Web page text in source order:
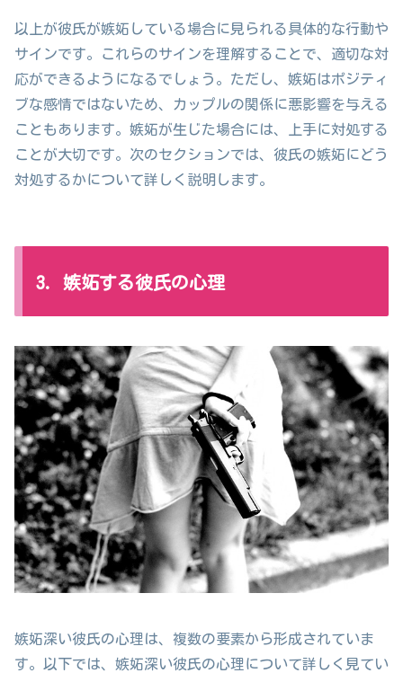
以上が彼氏が嫉妬している場合に見られる具体的な行動や
サインです。これらのサインを理解することで、適切な対
応ができるようになるでしょう。ただし、嫉妬はポジティ
ブな感情ではないため、カップルの関係に悪影響を与える
こともあります。嫉妬が生じた場合には、上手に対処する
ことが大切です。次のセクションでは、彼氏の嫉妬にどう
対処するかについて詳しく説明します。
3. 嫉妬する彼氏の心理
嫉妬深い彼氏の心理は、複数の要素から形成されていま
す。以下では、嫉妬深い彼氏の心理について詳しく見てい